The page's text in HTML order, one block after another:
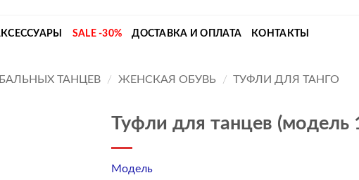
SALE -30% ДОСТАВКА И ОПЛАТА КОНТАКТЫ
ТАНЦЕВ / ЖЕНСКАЯ ОБУВЬ / ТУФЛИ ДЛЯ ТАНГО
Туфли для танцев (модель
Модель